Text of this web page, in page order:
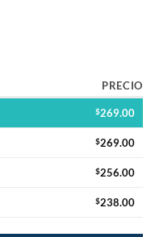
PRECIO
$269.00
$269.00
$256.00
$238.00